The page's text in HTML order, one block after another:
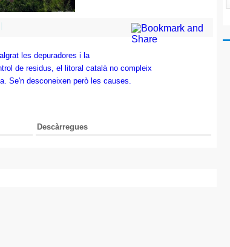
les depuradores i la
de residus, el litoral català no compleix
Se'n desconeixen però les causes.
Descàrregues